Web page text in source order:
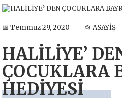
📅 Temmuz 29, 2020 📂 ASAYİŞ
HALİLİYE’
ÇOCUKLARA
HEDİYESİ